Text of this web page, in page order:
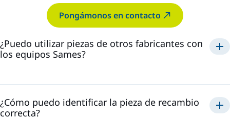
Pongámonos en contacto
¿Puedo utilizar piezas de otros fabricantes con
los equipos Sames?
¿Cómo puedo identificar la pieza de recambio
correcta?